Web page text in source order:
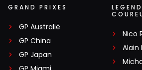
GRAND PRIXES
GP Australië
GP China
GP Japan
Nico
Alain